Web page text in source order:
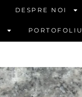
DESPRE NOI
PORTOFOLIU